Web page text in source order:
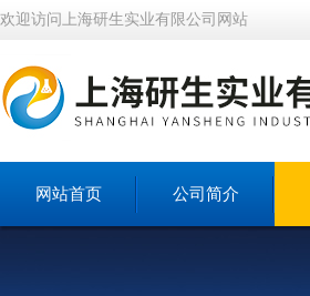
欢迎访问上海研生实业有限公司网站
网站首页 公司简介